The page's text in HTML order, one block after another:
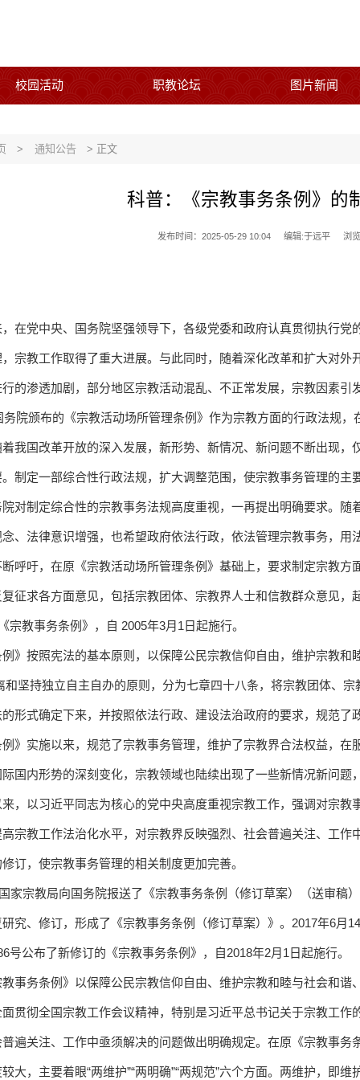
校园活动 职教论坛 图片新闻
> 通知公告 > 正文
科普：《宗教事务条例》的
发布时间：2025-05-29 10:04 编辑:于远平 浏
在党中央、国务院坚强领导下，各级党委和政府认真贯彻执行
宗教工作取得了重大进展。与此同时，随着深化改革和扩大对
的渗透加剧，部分地区宗教活动混乱、不正常发展，宗教因素
务院颁布的《宗教活动场所管理条例》作为宗教方面的行政法规
我国改革开放的深入发展，新形势、新情况、新问题不断出现
制定一部综合性行政法规，扩大调整范围，使宗教事务管理的主
对制定综合性的宗教事务法规高度重视，一再提出明确要求。
、法律意识增强，也希望政府依法行政，依法管理宗教事务，
呼吁，在原《宗教活动场所管理条例》基础上，要求制定宗教
征求各方面意见，包括宗教团体、宗教界人士和信教群众意见
宗教事务条例》，自 2005年3月1日起施行。
》按照宪法的基本原则，以保障公民宗教信仰自由，维护宗教
和坚持独立自主自办的原则，分为七章四十八条，将宗教团体、
形式确定下来，并按照依法行政、建设法治政府的要求，规范了
》实施以来，规范了宗教事务管理，维护了宗教界合法权益，
国内形势的深刻变化，宗教领域也陆续出现了一些新情况新问题
，以习近平同志为核心的党中央高度重视宗教工作，强调对宗
宗教工作法治化水平，对宗教界反映强烈、社会普遍关注、工
订，使宗教事务管理的相关制度更加完善。
家宗教局向国务院报送了《宗教事务条例（修订草案）（送审稿
究、修订，形成了《宗教事务条例（修订草案）》。2017年6月
号公布了新修订的《宗教事务条例》，自2018年2月1日起施行。
事务条例》以保障公民宗教信仰自由、维护宗教和睦与社会和
贯彻全国宗教工作会议精神，特别是习近平总书记关于宗教工
遍关注、工作中亟须解决的问题做出明确规定。在原《宗教事
大，主要着眼“两维护”“两明确”“两规范”六个方面。两维护，即